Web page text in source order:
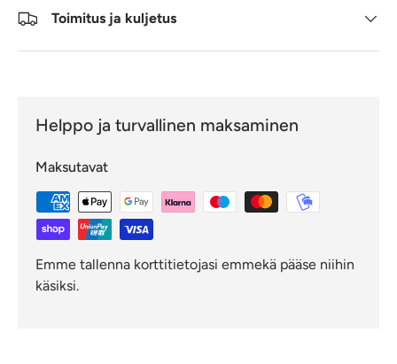
Toimitus ja kuljetus
Helppo ja turvallinen maksaminen
Maksutavat
Emme tallenna korttitietojasi emmekä pääse niihin
käsiksi.